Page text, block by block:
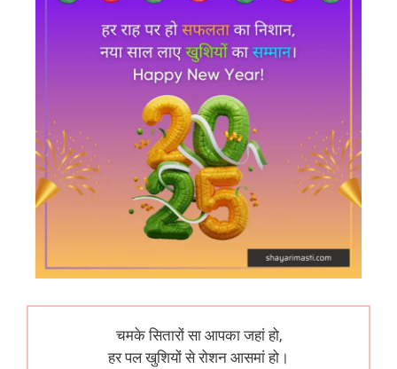
चमके सितारों सा आपका जहां हो,
हर पल खुशियों से रोशन आसमां हो।